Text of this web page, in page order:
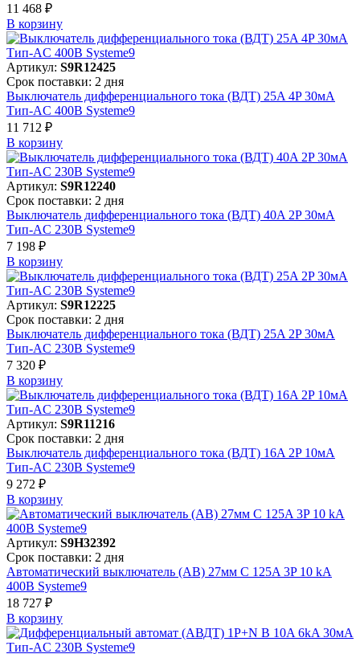
11 468 ₽
В корзинy
Артикул: S9R12425
Срок поставки: 2 дня
Выключатель дифференциального тока (ВДТ) 25A 4P 30мА
Тип-AC 400В Systeme9
11 712 ₽
В корзинy
Артикул: S9R12240
Срок поставки: 2 дня
Выключатель дифференциального тока (ВДТ) 40A 2P 30мА
Тип-AC 230В Systeme9
7 198 ₽
В корзинy
Артикул: S9R12225
Срок поставки: 2 дня
Выключатель дифференциального тока (ВДТ) 25A 2P 30мА
Тип-AC 230В Systeme9
7 320 ₽
В корзинy
Артикул: S9R11216
Срок поставки: 2 дня
Выключатель дифференциального тока (ВДТ) 16A 2P 10мА
Тип-AC 230В Systeme9
9 272 ₽
В корзинy
Артикул: S9H32392
Срок поставки: 2 дня
Автоматический выключатель (АВ) 27мм C 125A 3P 10 kA
400В Systeme9
18 727 ₽
В корзинy